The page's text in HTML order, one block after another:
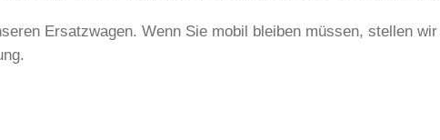
Ersatzwagen. Wenn Sie mobil bleiben müssen, stellen